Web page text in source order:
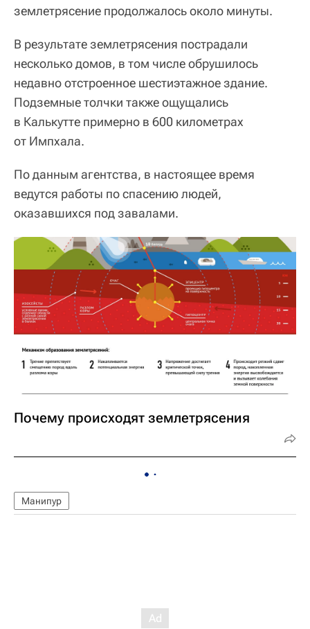
землетрясение продолжалось около минуты.
В результате землетрясения пострадали
несколько домов, в том числе обрушилось
недавно отстроенное шестиэтажное здание.
Подземные толчки также ощущались
в Калькутте примерно в 600 километрах
от Импхала.
По данным агентства, в настоящее время
ведутся работы по спасению людей,
оказавшихся под завалами.
Почему происходят землетрясения
Манипур